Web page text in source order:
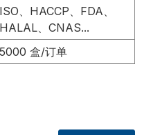
ISO、HACCP、FDA、
HALAL、CNAS...
5000 盒/订单